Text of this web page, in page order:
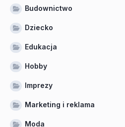
Budownictwo
Dziecko
Edukacja
Hobby
Imprezy
Marketing i reklama
Moda